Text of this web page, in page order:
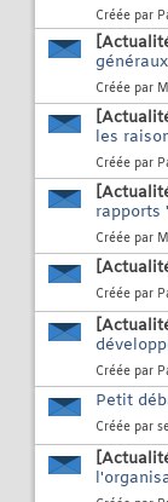
Créée par
Créée par
les
Créée par
rapports
Créée par
Créée par
Créée par
Petit
Créée par